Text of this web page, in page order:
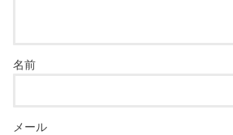
名前
メール